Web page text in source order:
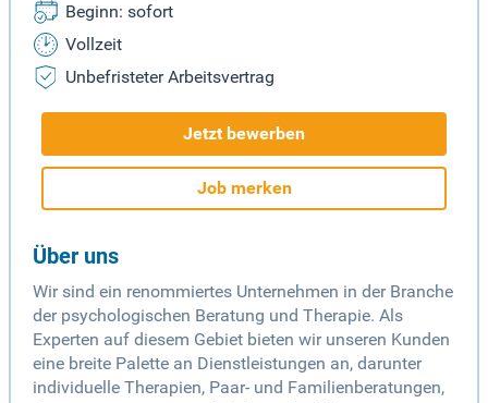
Beginn: sofort
Vollzeit
Unbefristeter Arbeitsvertrag
Jetzt bewerben
Job merken
Über uns
Wir sind ein renommiertes Unternehmen in der Branche
der psychologischen Beratung und Therapie. Als
Experten auf diesem Gebiet bieten wir unseren Kunden
eine breite Palette an Dienstleistungen an, darunter
individuelle Therapien, Paar- und Familienberatungen,